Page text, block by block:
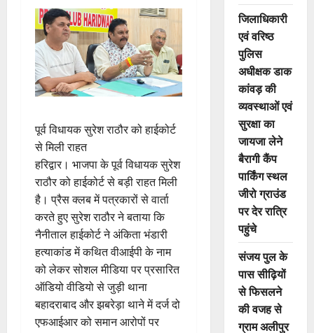
पूर्व विधायक सुरेश राठौर को हाईकोर्ट
से मिली राहत
हरिद्वार। भाजपा के पूर्व विधायक सुरेश
राठौर को हाईकोर्ट से बड़ी राहत मिली
है। प्रैस क्लब में पत्रकारों से वार्ता
करते हुए सुरेश राठौर ने बताया कि
नैनीताल हाईकोर्ट ने अंकिता भंडारी
हत्याकांड में कथित वीआईपी के नाम
को लेकर सोशल मीडिया पर प्रसारित
ऑडियो वीडियो से जुड़ी थाना
बहादराबाद और झबरेड़ा थाने में दर्ज दो
एफआईआर को समान आरोपों पर
जिलाधिकारी
एवं वरिष्ठ
पुलिस
अधीक्षक डाक
कांवड़ की
व्यवस्थाओं एवं
सुरक्षा का
जायजा लेने
बैरागी कैंप
पार्किंग स्थल
जीरो ग्राउंड
पर देर रात्रि
पहुंचे
संजय पुल के
पास सीढ़ियों
से फिसलने
की वजह से
ग्राम अलीपुर